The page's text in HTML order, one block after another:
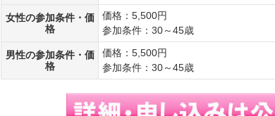
女性の参加条件・価
格
価格：5,500円
参加条件：30～45歳
男性の参加条件・価
格
価格：5,500円
参加条件：30～45歳